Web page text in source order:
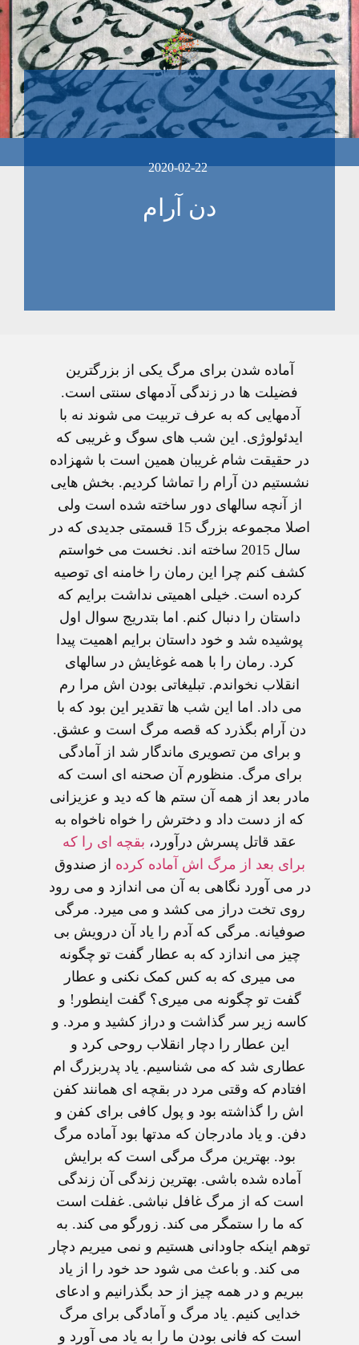
2020-02-22
دن آرام
آماده شدن برای مرگ یکی از بزرگترین
فضیلت ها در زندگی آدمهای سنتی است.
آدمهایی که به عرف تربیت می شوند نه با
ایدئولوژی. این شب های سوگ و غریبی که
در حقیقت شام غریبان همین است با شهزاده
نشستیم دن آرام را تماشا کردیم. بخش هایی
از آنچه سالهای دور ساخته شده است ولی
اصلا مجموعه بزرگ 15 قسمتی جدیدی که در
سال 2015 ساخته اند. نخست می خواستم
کشف کنم چرا این رمان را خامنه ای توصیه
کرده است. خیلی اهمیتی نداشت برایم که
داستان را دنبال کنم. اما بتدریج سوال اول
پوشیده شد و خود داستان برایم اهمیت پیدا
کرد. رمان را با همه غوغایش در سالهای
انقلاب نخواندم. تبلیغاتی بودن اش مرا رم
می داد. اما این شب ها تقدیر این بود که با
دن آرام بگذرد که قصه مرگ است و عشق.
و برای من تصویری ماندگار شد از آمادگی
برای مرگ. منظورم آن صحنه ای است که
مادر بعد از همه آن ستم ها که دید و عزیزانی
که از دست داد و دخترش را خواه ناخواه به
عقد قاتل پسرش درآورد، بقچه ای را که
برای بعد از مرگ اش آماده کرده از صندوق
در می آورد نگاهی به آن می اندازد و می رود
روی تخت دراز می کشد و می میرد. مرگی
صوفیانه. مرگی که آدم را یاد آن درویش بی
چیز می اندازد که به عطار گفت تو چگونه
می میری که به کس کمک نکنی و عطار
گفت تو چگونه می میری؟ گفت اینطور! و
کاسه زیر سر گذاشت و دراز کشید و مرد. و
این عطار را دچار انقلاب روحی کرد و
عطاری شد که می شناسیم. یاد پدربزرگ ام
افتادم که وقتی مرد در بقچه ای همانند کفن
اش را گذاشته بود و پول کافی برای کفن و
دفن. و یاد مادرجان که مدتها بود آماده مرگ
بود. بهترین مرگ مرگی است که برایش
آماده شده باشی. بهترین زندگی آن زندگی
است که از مرگ غافل نباشی. غفلت است
که ما را ستمگر می کند. زورگو می کند. به
توهم اینکه جاودانی هستیم و نمی میریم دچار
می کند. و باعث می شود حد خود را از یاد
ببریم و در همه چیز از حد بگذرانیم و ادعای
خدایی کنیم. یاد مرگ و آمادگی برای مرگ
است که فانی بودن ما را به یاد می آورد و